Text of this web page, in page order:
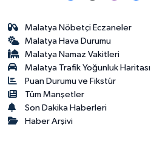
Malatya Nöbetçi Eczaneler
Malatya Hava Durumu
Malatya Namaz Vakitleri
Malatya Trafik Yoğunluk Haritası
Puan Durumu ve Fikstür
Tüm Manşetler
Son Dakika Haberleri
Haber Arşivi